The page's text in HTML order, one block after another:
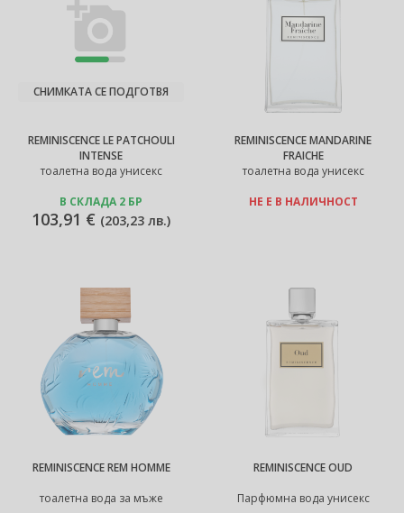
REMINISCENCE LE PATCHOULI
INTENSE
тоалетна вода унисекс
СНИМКАТА СЕ ПОДГОТВЯ
В СКЛАДА 2 БР
103,91 € (203,23 лв.)
REMINISCENCE MANDARINE
FRAICHE
тоалетна вода унисекс
НЕ Е В НАЛИЧНОСТ
REMINISCENCE REM HOMME
тоалетна вода за мъже
REMINISCENCE OUD
Парфюмна вода унисекс